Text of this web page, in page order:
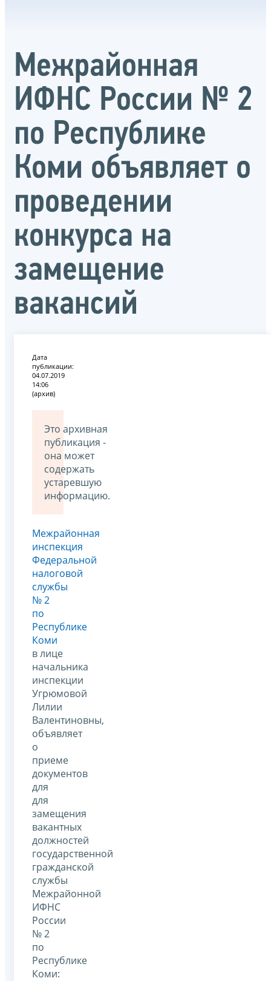
Межрайонная
ИФНС России № 2
по Республике
Коми объявляет о
проведении
конкурса на
замещение
вакансий
Дата
публикации:
04.07.2019
14:06
(архив)
Это архивная
публикация -
она может
содержать
устаревшую
информацию.
Межрайонная
инспекция
Федеральной
налоговой
службы
№ 2
по
Республике
Коми
в лице
начальника
инспекции
Угрюмовой
Лилии
Валентиновны,
объявляет
о
приеме
документов
для
для
замещения
вакантных
должностей
государственной
гражданской
службы
Межрайонной
ИФНС
России
№ 2
по
Республике
Коми: